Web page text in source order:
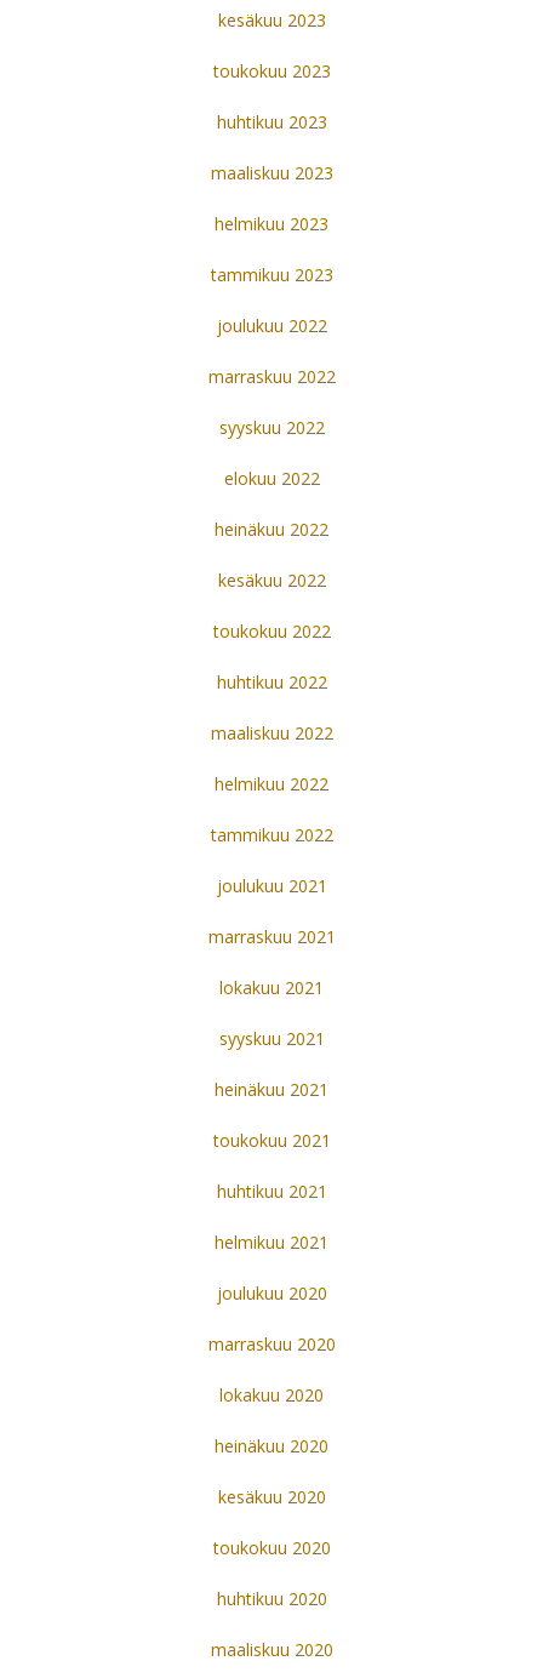
kesäkuu 2023
toukokuu 2023
huhtikuu 2023
maaliskuu 2023
helmikuu 2023
tammikuu 2023
joulukuu 2022
marraskuu 2022
syyskuu 2022
elokuu 2022
heinäkuu 2022
kesäkuu 2022
toukokuu 2022
huhtikuu 2022
maaliskuu 2022
helmikuu 2022
tammikuu 2022
joulukuu 2021
marraskuu 2021
lokakuu 2021
syyskuu 2021
heinäkuu 2021
toukokuu 2021
huhtikuu 2021
helmikuu 2021
joulukuu 2020
marraskuu 2020
lokakuu 2020
heinäkuu 2020
kesäkuu 2020
toukokuu 2020
huhtikuu 2020
maaliskuu 2020